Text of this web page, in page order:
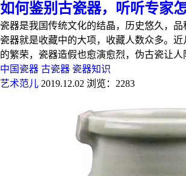
如何鉴别古瓷器，听听专家
瓷器是我国传统文化的结晶，历史悠久，品
瓷器就是收藏中的大项，收藏人数众多。
的繁荣，瓷器造假也愈演愈烈，伪古瓷让人
中国瓷器 古瓷器 瓷器知识
艺术范儿 2019.12.02 浏览：2283